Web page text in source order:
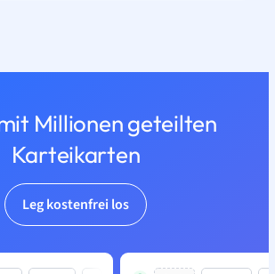
Millionen geteilten
Karteikarten
Leg kostenfrei los